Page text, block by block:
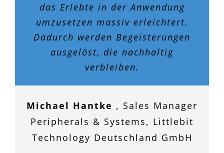
das Erlebte in der Anwendung
umzusetzen massiv erleichtert.
Dadurch werden Begeisterungen
ausgelöst, die nachhaltig
verbleiben.
Michael Hantke , Sales Manager
Peripherals & Systems, Littlebit
Technology Deutschland GmbH